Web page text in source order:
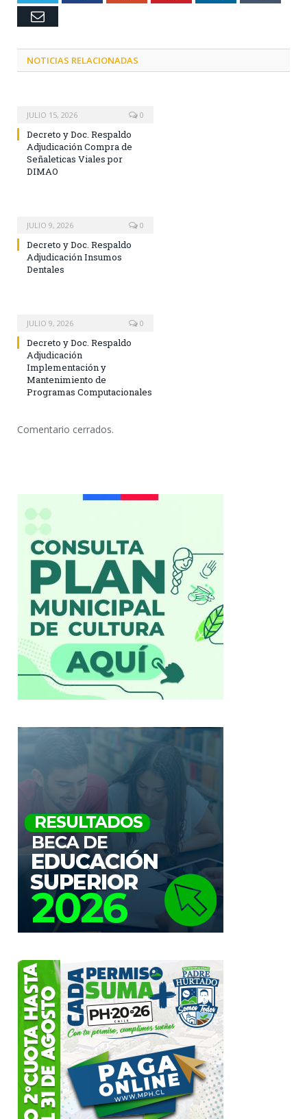
Email
NOTICIAS RELACIONADAS
JULIO 15, 2026 0
Decreto y Doc. Respaldo
Adjudicación Compra de
Señaleticas Viales por
DIMAO
JULIO 9, 2026 0
Decreto y Doc. Respaldo
Adjudicación Insumos
Dentales
JULIO 9, 2026 0
Decreto y Doc. Respaldo
Adjudicación
Implementación y
Mantenimiento de
Programas Computacionales
Comentario cerrados.